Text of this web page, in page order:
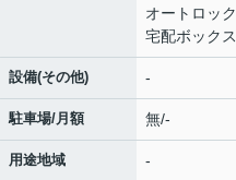
オートロック
宅配ボックス
設備(その他) -
駐車場/月額 無/-
用途地域 -